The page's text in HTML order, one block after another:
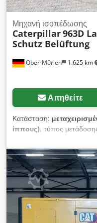
Ober-Mörlen 1.625 km
Μηχανή ισοπέδωσης
Caterpillar963D
Schutz Belüftung
Αιτηθείτε
Κατάσταση:
ίππους), τύπος
βάρος: 20.220 kg
περισσότερες
σύστημα αερισμού,
Ώρες λειτουργίας:
Πλάτος: 2.400 mm,
Πληροί το πρότυπο Euro
ταχύτητα: 10 km/h,